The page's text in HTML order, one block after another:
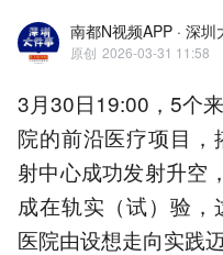
南都N视频APP · 深圳
原创 2026-03-31 11:58
3月30日19:00，5个
院的前沿医疗项目
射中心成功发射升空
成在轨实（试）验
医院由设想走向实践